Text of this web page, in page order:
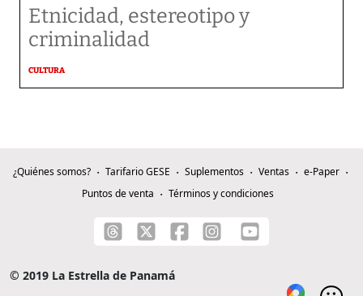
Etnicidad, estereotipo y
criminalidad
CULTURA
¿Quiénes somos? Tarifario GESE Suplementos Ventas
e-Paper
Puntos de venta
Términos y condiciones
© 2019 La Estrella de Panamá